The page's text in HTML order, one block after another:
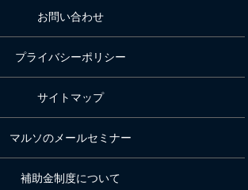
お問い合わせ
プライバシーポリシー
サイトマップ
マルソのメールセミナー
補助金制度について